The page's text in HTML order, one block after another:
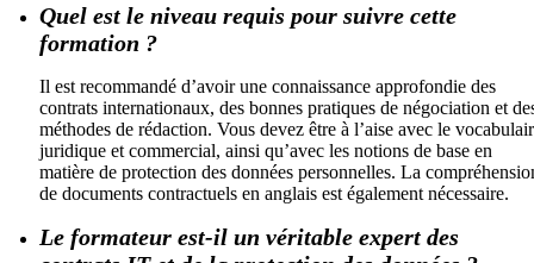
Quel est le niveau requis pour suivre cette
formation ?
Il est recommandé d’avoir une connaissance approfondie des
contrats internationaux, des bonnes pratiques de négociation et
méthodes de rédaction. Vous devez être à l’aise avec le
juridique et commercial, ainsi qu’avec les notions de base en
matière de protection des données personnelles. La
de documents contractuels en anglais est également nécessaire.
Le formateur est-il un véritable expert des